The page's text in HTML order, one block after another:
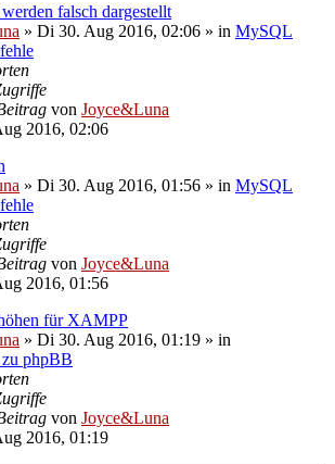
falsch dargestellt
» Di 30. Aug 2016, 02:06 » in MySQL
von Joyce&Luna
2016, 02:06
» Di 30. Aug 2016, 01:56 » in MySQL
von Joyce&Luna
2016, 01:56
für XAMPP
» Di 30. Aug 2016, 01:19 » in
phpBB
von Joyce&Luna
2016, 01:19